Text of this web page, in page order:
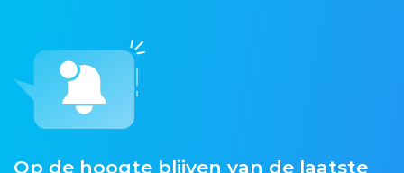
Op de hoogte blijven van de laatste